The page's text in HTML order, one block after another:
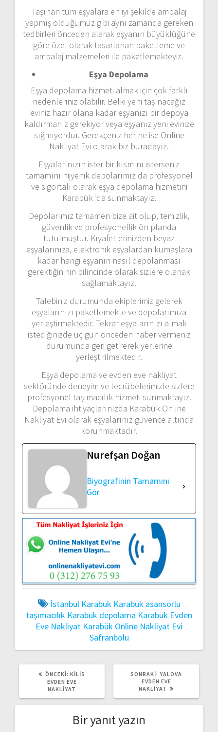
Taşınan tüm eşyalara en iyi şekilde ambalaj
yapmış olduğumuz gibi aynı zamanda gereken
tedbirleri önceden alarak eşyanın büyüklüğüne
göre özel olarak tasarlanan paketleme ve
ambalaj malzemeleri ile paketlemekteyiz.
Eşya Depolama
Eşya depolama hizmeti almak için çok farklı
nedenleriniz olabilir. Belki yeni taşınacağız
eviniz hazır olana kadar eşyanızı bir depoya
kaldırmanız gerekiyor veya eşyanız yeni evinize
sığmıyordur. Gerekçeniz her ne ise Online
Nakliyat Evi olarak biz buradayız.
Eşyalarınızın ister bir kısmını isterseniz
tamamını hijyenik depolarımız da profesyonel
ve sigortalı olarak eşya depolama hizmetini
Karabük ’da sunmaktayız.
Depolarımız tamamen bize ait olup, temizlik,
güvenlik ve profesyonellik ön planda
tutulmuştur. Kıyafetlerinizden beyaz
eşyalarınıza, elektronik eşyalardan kumaşlara
kadar hangi eşyanın nasıl depolanması
gerektiğininin bilincinde olarak sizlere olanak
sağlamaktayız.
Talebiniz durumunda ekiplerimiz gelerek
eşyalarınızı paketlemekte ve depolarımıza
yerleştirmektedir. Tekrar eşyalarınızı almak
istediğinizde üç gün önceden haber vermeniz
durumunda geri getirerek yerlerine
yerleştirilmektedir.
Eşya depolama ve evden eve nakliyat
sektöründe deneyim ve tecrübelerimizle sizlere
profesyonel taşımacılık hizmeti sunmaktayız.
Depolama ihtiyaçlarınızda Karabük Online
Nakliyat Evi olarak eşyalarınız güvence altında
korunmaktadır.
Nurefşan Doğan
Biyografinin Tamamını
Gör
İstanbul Karabük Karabük asansörlü
taşımacılık Karabük depolama Karabük Evden
Eve Nakliyat Karabük Online Nakliyat Evi
Safranbolu
ÖNCEKI: ÖNCEKI
YAZI:
KILIS
EVDEN EVE
NAKLIYAT
SONRAKI: SONRAKI
YAZI:
YALOVA
EVDEN EVE
NAKLIYAT
Bir yanıt yazın